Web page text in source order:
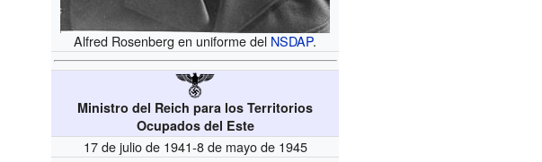
Alfred Rosenberg en uniforme del NSDAP.
Ministro del Reich para los Territorios
Ocupados del Este
17 de julio de 1941-8 de mayo de 1945